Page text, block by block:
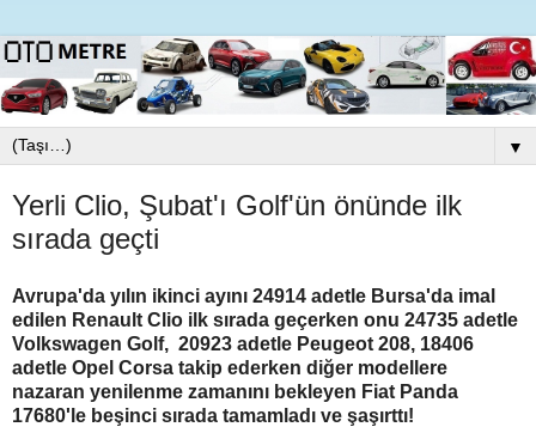
▼
Yerli Clio, Şubat'ı Golf'ün önünde ilk
sırada geçti
Avrupa'da yılın ikinci ayını 24914 adetle Bursa'da imal
edilen Renault Clio ilk sırada geçerken onu 24735 adetle
Volkswagen Golf, 20923 adetle Peugeot 208, 18406
adetle Opel Corsa takip ederken diğer modellere
nazaran yenilenme zamanını bekleyen Fiat Panda
17680'le beşinci sırada tamamladı ve şaşırttı!